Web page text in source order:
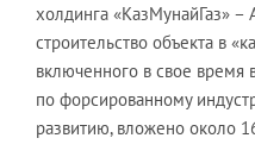
холдинга «КазМунайГаз» –
строительство объекта в
включенного в свое время
по форсированному
развитию, вложено около